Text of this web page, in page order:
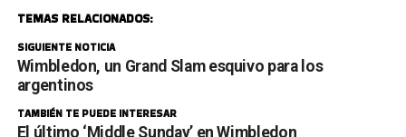
TEMAS RELACIONADOS:
SIGUIENTE NOTICIA
Wimbledon, un Grand Slam esquivo para los
argentinos
TAMBIÉN TE PUEDE INTERESAR
El último ‘Middle Sunday’ en Wimbledon